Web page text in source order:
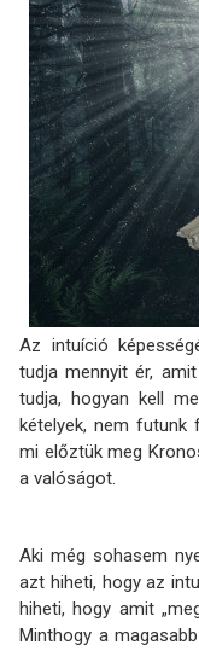
Az intuíció
tudja mennyit ér,
tudja, hogyan kell
kételyek, nem futunk
mi előztük meg
a valóságot.
Aki még sohasem
azt hiheti, hogy az
hiheti, hogy amit
Minthogy a